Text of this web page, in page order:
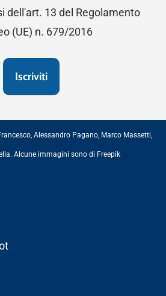
dell'art. 13 del Regolamento
(UE) n. 679/2016
, Alessandro Pagano, Marco Massetti,
. Alcune immagini sono di Freepik